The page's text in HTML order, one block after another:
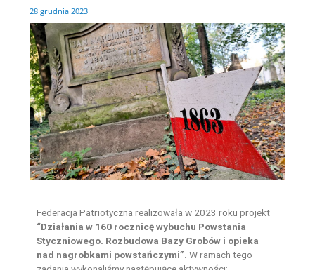
28 grudnia 2023
Federacja Patriotyczna realizowała w 2023 roku projekt
“Działania w 160 rocznicę wybuchu Powstania
Styczniowego. Rozbudowa Bazy Grobów i opieka
nad nagrobkami powstańczymi”.W ramach tego